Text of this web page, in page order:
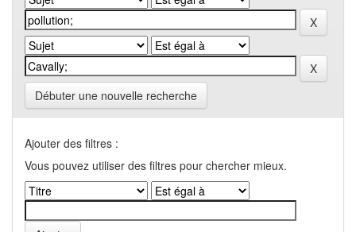
Débuter une nouvelle recherche
Ajouter des filtres :
Vous pouvez utiliser des filtres pour chercher mieux.